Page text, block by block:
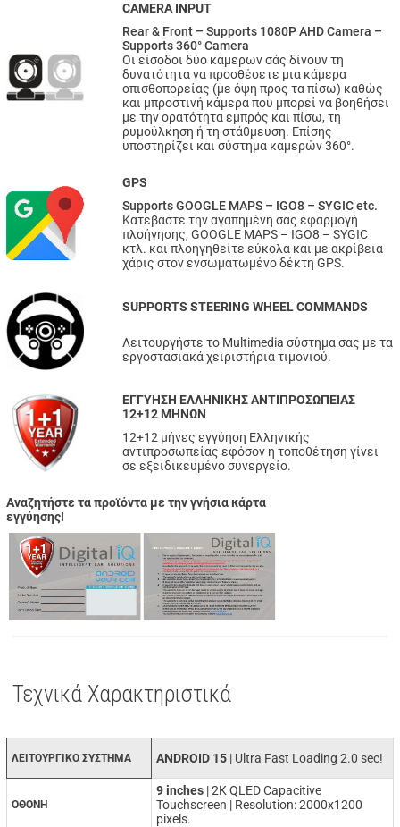
CAMERA INPUT
Rear & Front – Supports 1080P AHD Camera –
Supports 360° Camera
Οι είσοδοι δύο κάμερων σάς δίνουν τη
δυνατότητα να προσθέσετε μια κάμερα
οπισθοπορείας (με όψη προς τα πίσω) καθώς
και μπροστινή κάμερα που μπορεί να βοηθήσει
με την ορατότητα εμπρός και πίσω, τη
ρυμούλκηση ή τη στάθμευση. Επίσης
υποστηρίζει και σύστημα καμερών 360°.
GPS
Supports GOOGLE MAPS – IGO8 – SYGIC etc.
Κατεβάστε την αγαπημένη σας εφαρμογή
πλοήγησης, GOOGLE MAPS – IGO8 – SYGIC
κτλ. και πλοηγηθείτε εύκολα και με ακρίβεια
χάρις στον ενσωματωμένο δέκτη GPS.
SUPPORTS STEERING WHEEL COMMANDS
Λειτουργήστε το Multimedia σύστημα σας με τα
εργοστασιακά χειριστήρια τιμονιού.
ΕΓΓΥΗΣΗ ΕΛΛΗΝΙΚΗΣ ΑΝΤΙΠΡΟΣΩΠΕΙΑΣ
12+12 ΜΗΝΩΝ
12+12 μήνες εγγύηση Ελληνικής
αντιπροσωπείας εφόσον η τοποθέτηση γίνει
σε εξειδικευμένο συνεργείο.
Αναζητήστε τα προϊόντα με την γνήσια κάρτα
εγγύησης!
Τεχνικά Χαρακτηριστικά
ΛΕΙΤΟΥΡΓΙΚΟ ΣΥΣΤΗΜΑ ANDROID 15 | Ultra Fast Loading 2.0 sec!
ΟΘΟΝΗ
9 inches | 2K QLED Capacitive
Touchscreen | Resolution: 2000x1200
pixels.